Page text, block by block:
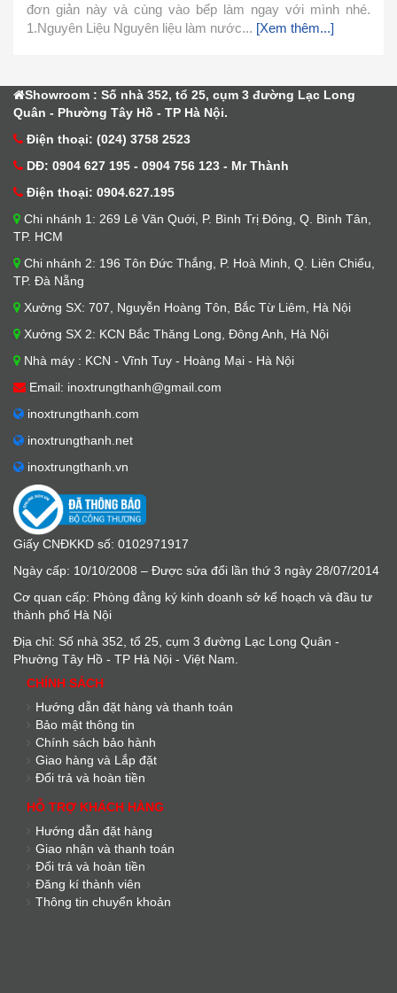
đơn giản này và cùng vào bếp làm ngay với mình nhé.
1.Nguyên Liệu Nguyên liệu làm nước... [Xem thêm...]
Showroom : Số nhà 352, tổ 25, cụm 3 đường Lạc Long
Quân - Phường Tây Hồ - TP Hà Nội.
Điện thoại: (024) 3758 2523
DĐ: 0904 627 195 - 0904 756 123 - Mr Thành
Điện thoại: 0904.627.195
Chi nhánh 1: 269 Lê Văn Quới, P. Bình Trị Đông, Q. Bình Tân,
TP. HCM
Chi nhánh 2: 196 Tôn Đức Thắng, P. Hoà Minh, Q. Liên Chiểu,
TP. Đà Nẵng
Xưởng SX: 707, Nguyễn Hoàng Tôn, Bắc Từ Liêm, Hà Nội
Xưởng SX 2: KCN Bắc Thăng Long, Đông Anh, Hà Nội
Nhà máy : KCN - Vĩnh Tuy - Hoàng Mại - Hà Nội
Email: inoxtrungthanh@gmail.com
inoxtrungthanh.com
inoxtrungthanh.net
inoxtrungthanh.vn
Giấy CNĐKKD số: 0102971917
Ngày cấp: 10/10/2008 – Được sửa đổi lần thứ 3 ngày 28/07/2014
Cơ quan cấp: Phòng đằng ký kinh doanh sở kế hoạch và đầu tư
thành phố Hà Nội
Địa chỉ: Số nhà 352, tổ 25, cụm 3 đường Lạc Long Quân -
Phường Tây Hồ - TP Hà Nội - Việt Nam.
CHÍNH SÁCH
Hướng dẫn đặt hàng và thanh toán
Bảo mật thông tin
Chính sách bảo hành
Giao hàng và Lắp đặt
Đổi trả và hoàn tiền
HỖ TRỢ KHÁCH HÀNG
Hướng dẫn đặt hàng
Giao nhận và thanh toán
Đổi trả và hoàn tiền
Đăng kí thành viên
Thông tin chuyển khoản